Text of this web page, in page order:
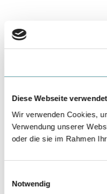
Diese Webseite
Wir verwenden Cookies,
Verwendung unserer
oder die sie im Rahmen
Notwendig